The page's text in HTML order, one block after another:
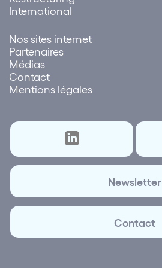
International
Nos sites internet
Partenaires
Médias
Contact
Mentions légales
Newsletter
Contact